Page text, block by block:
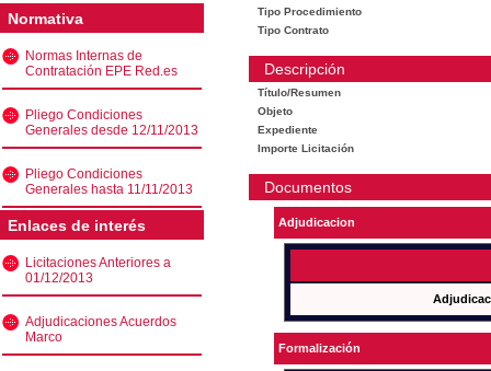
Normativa
Normas Internas de
Contratación EPE Red.es
Pliego Condiciones
Generales desde 12/11/2013
Pliego Condiciones
Generales hasta 11/11/2013
Enlaces de interés
Licitaciones Anteriores a
01/12/2013
Adjudicaciones Acuerdos
Marco
Tipo Procedimiento
Tipo Contrato
Descripción
Título/Resumen
Objeto
Expediente
Importe Licitación
Documentos
Adjudicacion
Formalización